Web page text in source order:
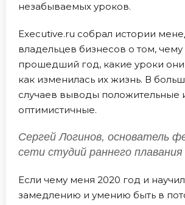
незабываемых уроков.
Executive.ru собрал истории
владельцев бизнесов о том, чему
прошедший год, какие уроки
как изменилась их жизнь. В
случаев выводы положительные
оптимистичные.
Сергей Логинов, основатель
сети студий раннего плавания
Если чему меня 2020 год и
замедлению и умению быть в